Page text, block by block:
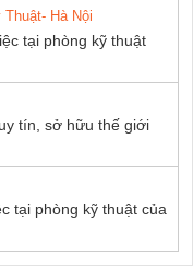
Hà Nội
tại phòng kỹ thuật
tín, sở hữu thế giới
tại phòng kỹ thuật của